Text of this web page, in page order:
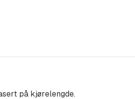
bak
på kjørelengde.